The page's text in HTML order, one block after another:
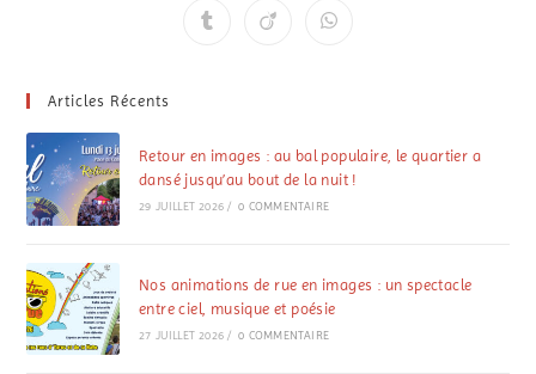
Articles Récents
Retour en images : au bal populaire, le quartier a
dansé jusqu’au bout de la nuit !
29 JUILLET 2026 / 0 COMMENTAIRE
Nos animations de rue en images : un spectacle
entre ciel, musique et poésie
27 JUILLET 2026 / 0 COMMENTAIRE